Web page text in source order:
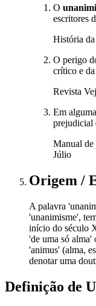
O
escritores
História
O perigo
crítico e
Revista
Em
prejudicial
Manual
Júlio
Origem /
A palavra
'unanimisme',
início do século
'de uma só
'animus' (alma,
denotar uma
Definição de